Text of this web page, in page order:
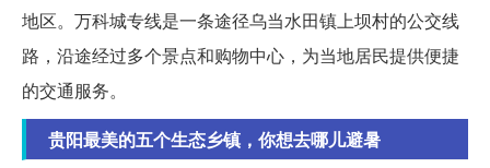
地区。万科城专线是一条途径乌当水田镇上坝村的公交线
路，沿途经过多个景点和购物中心，为当地居民提供便捷
的交通服务。
贵阳最美的五个生态乡镇，你想去哪儿避暑